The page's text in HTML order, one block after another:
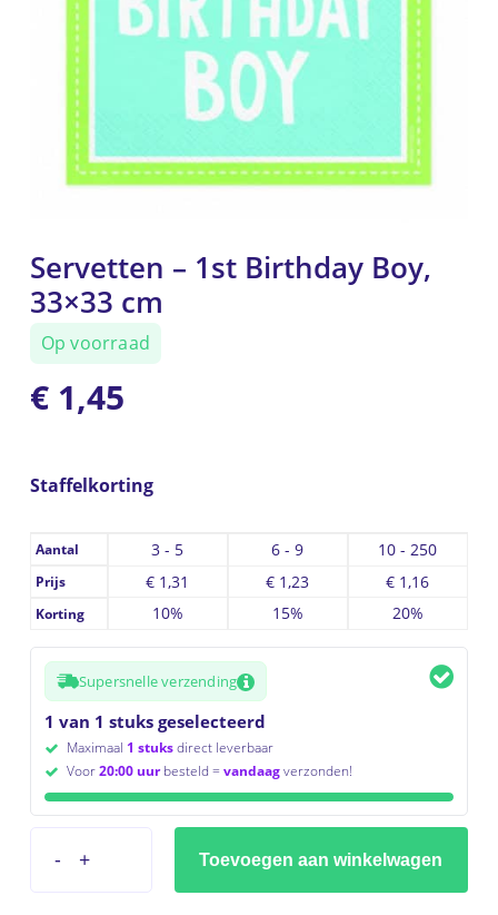
Servetten – 1st Birthday Boy,
33×33 cm
Op voorraad
€1,45
Staffelkorting
Aantal 3 - 5 6 - 9 10 - 250
Prijs € 1,31 € 1,23 € 1,16
Korting 10% 15% 20%
Supersnelle verzending
1 van 1 stuks geselecteerd
Maximaal 1 stuksdirect leverbaar
Voor20:00 uurbesteld =vandaagverzonden!
Toevoegen aan winkelwagen